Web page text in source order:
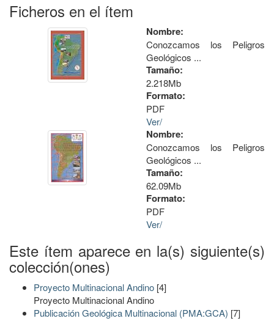
Ficheros en el ítem
Nombre:
Conozcamos los Peligros
Geológicos ...
Tamaño:
2.218Mb
Formato:
PDF
Ver/
Nombre:
Conozcamos los Peligros
Geológicos ...
Tamaño:
62.09Mb
Formato:
PDF
Ver/
Este ítem aparece en la(s) siguiente(s)
colección(ones)
Proyecto Multinacional Andino [4]
Proyecto Multinacional Andino
Publicación Geológica Multinacional (PMA:GCA) [7]